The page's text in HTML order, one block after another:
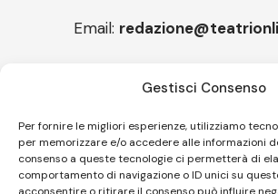
Gestisci Consenso
Per fornire le migliori esperienze, utilizziamo
per memorizzare e/o accedere alle informazioni
consenso a queste tecnologie ci permetterà di
comportamento di navigazione o ID unici su
Email:
Melicuccà, Capitale della poesia